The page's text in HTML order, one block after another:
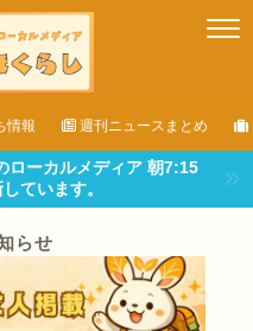
情報 週刊ニュースまとめ
ローカルメディア 朝7:15
ています。
らせ